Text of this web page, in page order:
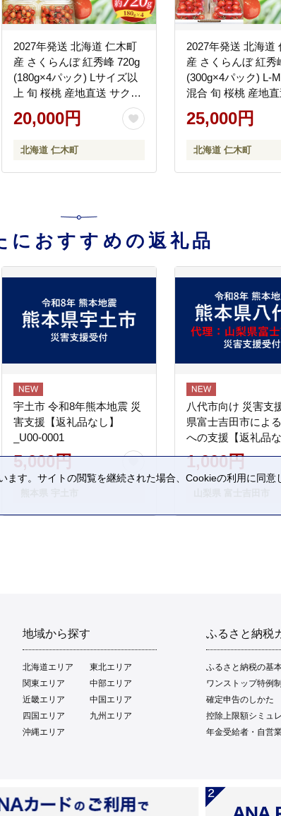
2027年発送 北海道 仁木町
産 さくらんぼ 紅秀峰 720g
(180g×4パック) Lサイズ以
上 旬 桜桃 産地直送 サクラ
ンボ チェリー フルーツ 果
物 果物類 仁木町 仁木 [松山
20,000円
北海道 仁木町
2027年発送 北海道
産 さくらんぼ 紅秀
(300g×4パック) L-
混合 旬 桜桃 産地
ランボ チェリー フ
果物 果物類 仁木町
25,000円
北海道 仁木町
におすすめの返礼品
宇土市 令和8年熊本地震 災
害支援【返礼品なし】
_U00-0001
5,000円
八代市向け 災害支
県富士吉田市によ
への支援【返礼品な
1,000円
地域から探す
北海道エリア
東北エリア
関東エリア
中部エリア
近畿エリア
中国エリア
四国エリア
九州エリア
沖縄エリア
ふるさと納税
ふるさと納税の基
ワンストップ特例
確定申告のしかた
控除上限額シミュ
年金受給者・自営
す。サイトの閲覧を継続された場合、Cookieの利用に同意